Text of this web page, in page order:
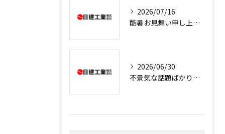
2026/07/16
酷暑お見舞い申し上げます
2026/06/30
不景気な話題ばかりでいやになりますね